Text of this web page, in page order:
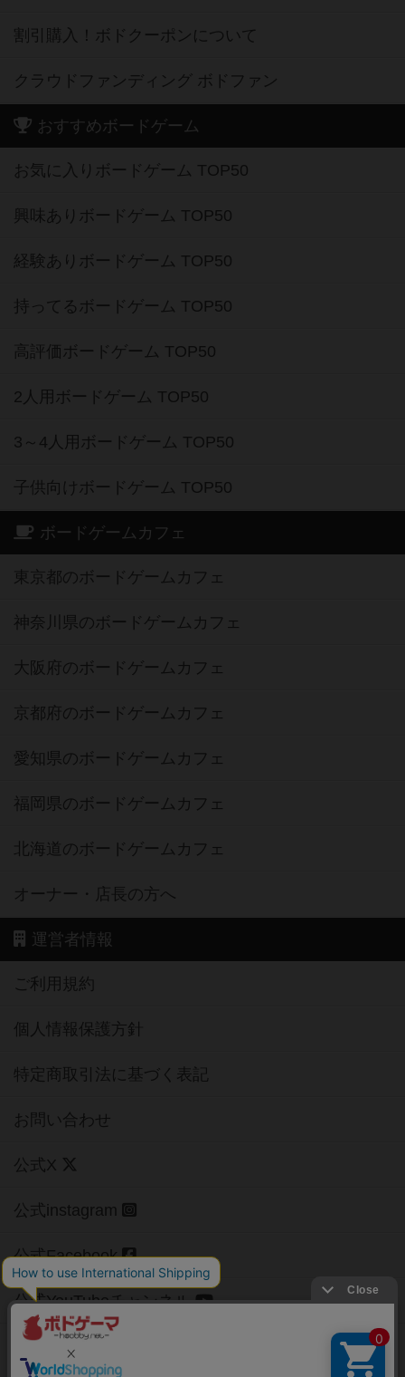
割引購入！ボドクーポンについて
クラウドファンディング ボドファン
おすすめボードゲーム
お気に入りボードゲーム TOP50
興味ありボードゲーム TOP50
経験ありボードゲーム TOP50
持ってるボードゲーム TOP50
高評価ボードゲーム TOP50
2人用ボードゲーム TOP50
3～4人用ボードゲーム TOP50
子供向けボードゲーム TOP50
ボードゲームカフェ
東京都のボードゲームカフェ
神奈川県のボードゲームカフェ
大阪府のボードゲームカフェ
京都府のボードゲームカフェ
愛知県のボードゲームカフェ
福岡県のボードゲームカフェ
北海道のボードゲームカフェ
オーナー・店長の方へ
運営者情報
ご利用規約
個人情報保護方針
特定商取引法に基づく表記
お問い合わせ
公式X
公式instagram
公式Facebook
公式YouTubeチャンネル